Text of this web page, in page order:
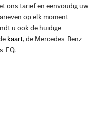
ons tarief en eenvoudig uw
op elk moment
u ook de huidige
kaart, de Mercedes-Benz-
EQ.